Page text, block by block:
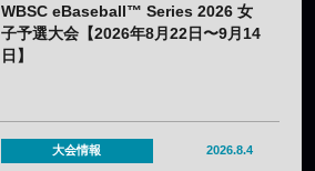
WBSC eBaseball™ Series 2026 女
子予選大会【2026年8月22日〜9月14
日】
大会情報 2026.8.4